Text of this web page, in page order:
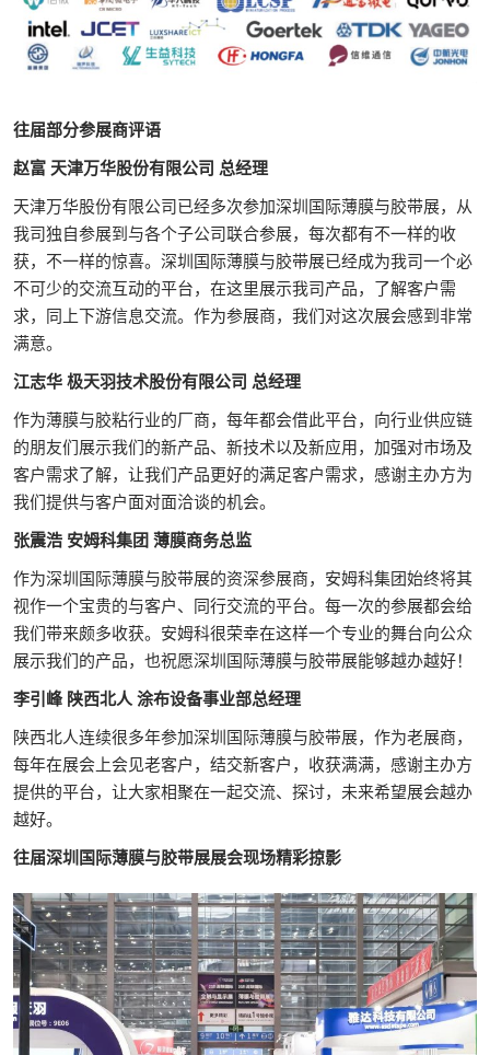
往届部分参展商评语
赵富 天津万华股份有限公司 总经理
天津万华股份有限公司已经多次参加深圳国际薄膜与胶带展，从
我司独自参展到与各个子公司联合参展，每次都有不一样的收
获，不一样的惊喜。深圳国际薄膜与胶带展已经成为我司一个必
不可少的交流互动的平台，在这里展示我司产品，了解客户需
求，同上下游信息交流。作为参展商，我们对这次展会感到非常
满意。
江志华 极天羽技术股份有限公司 总经理
作为薄膜与胶粘行业的厂商，每年都会借此平台，向行业供应链
的朋友们展示我们的新产品、新技术以及新应用，加强对市场及
客户需求了解，让我们产品更好的满足客户需求，感谢主办方为
我们提供与客户面对面洽谈的机会。
张震浩 安姆科集团 薄膜商务总监
作为深圳国际薄膜与胶带展的资深参展商，安姆科集团始终将其
视作一个宝贵的与客户、同行交流的平台。每一次的参展都会给
我们带来颇多收获。安姆科很荣幸在这样一个专业的舞台向公众
展示我们的产品，也祝愿深圳国际薄膜与胶带展能够越办越好！
李引峰 陕西北人 涂布设备事业部总经理
陕西北人连续很多年参加深圳国际薄膜与胶带展，作为老展商，
每年在展会上会见老客户，结交新客户，收获满满，感谢主办方
提供的平台，让大家相聚在一起交流、探讨，未来希望展会越办
越好。
往届深圳国际薄膜与胶带展展会现场精彩掠影